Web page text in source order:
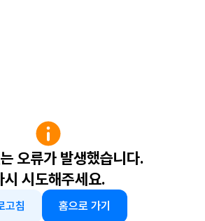
오류가 발생했습니다.
시 시도해주세요.
고침 홈으로 가기